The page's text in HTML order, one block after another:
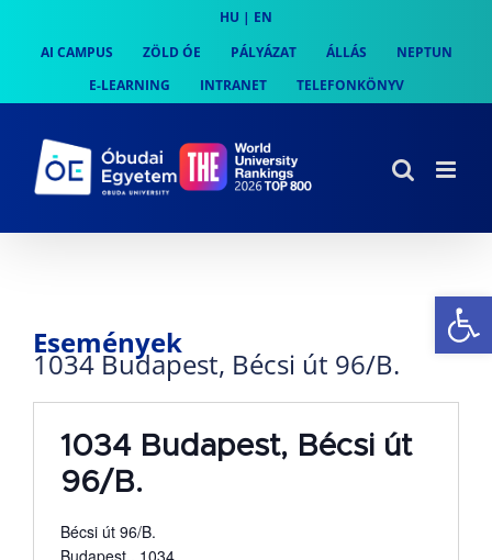
content
HU | EN
AI CAMPUS
ZÖLD ÓE PÁLYÁZAT ÁLLÁS
NEPTUN
E-LEARNING
INTRANET TELEFONKÖNYV
Események
1034 Budapest, Bécsi út 96/B.
1034 Budapest, Bécsi út
96/B.
Bécsi út 96/B.
Budapest,, 1034